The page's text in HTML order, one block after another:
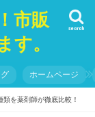
市販
す。
search
ホームページ
を薬剤師が徹底比較！